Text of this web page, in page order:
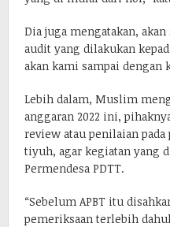
Dia juga mengatakan,
audit yang dilakukan
akan kami sampai dengan
Lebih dalam, Muslim
anggaran 2022 ini,
review atau penilaian pada
tiyuh, agar kegiatan yang
Permendesa PDTT.
“Sebelum APBT itu
pemeriksaan terlebih